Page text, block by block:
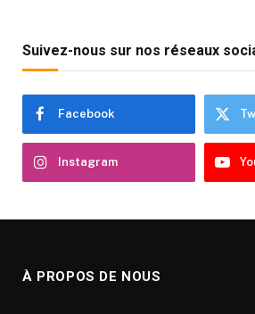
Suivez-nous sur nos réseaux
Facebook
Instagram
À PROPOS DE NOUS